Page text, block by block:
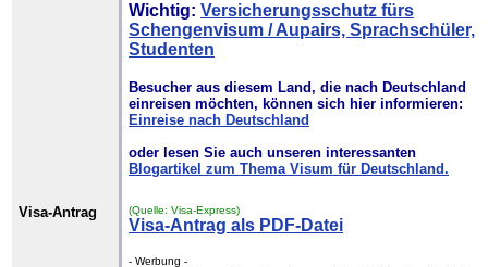
Wichtig: Versicherungsschutz fürs
Schengenvisum / Aupairs, Sprachschüler,
Studenten
Besucher aus diesem Land, die nach Deutschland
einreisen möchten, können sich hier informieren:
Einreise nach Deutschland
oder lesen Sie auch unseren interessanten
Blogartikel zum Thema Visum für Deutschland.
Visa-Antrag (Quelle: Visa-Express)
Visa-Antrag als PDF-Datei
- Werbung -